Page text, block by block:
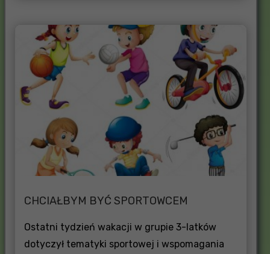
CHCIAŁBYM BYĆ SPORTOWCEM
Ostatni tydzień wakacji w grupie 3-latków
dotyczył tematyki sportowej i wspomagania